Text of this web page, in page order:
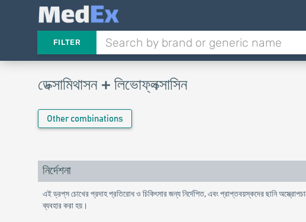
FILTER
ডেক্সামিথাসন + লিভোফ্লক্সাসিন
Other combinations
নির্দেশনা
এই ড্রপ্‌স চোখের প্রদাহ প্রতিরোধ ও চিকিৎসার জন্য নির্দেশিত, এবং প্রাপ্তবয়স্কদের ছানি
ব্যবহার করা হয়।